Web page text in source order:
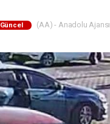
Güncel (AA) - Anadolu